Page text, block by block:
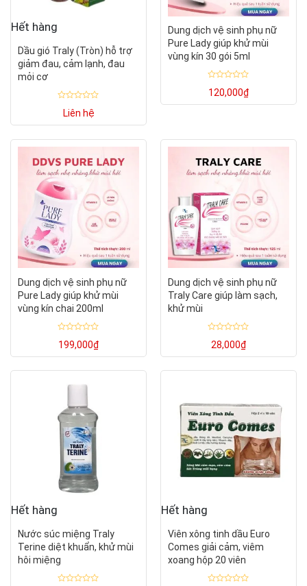
Hết hàng
Dầu gió Traly (Tròn) hỗ trợ
giảm đau, cảm lạnh, đau
mỏi cơ
xếp
hạng
5
sao
Liên hệ
Dung dịch vệ sinh phụ nữ
Pure Lady giúp khử mùi
vùng kín 30 gói 5ml
xếp
hạng
120,000₫
Dung dịch vệ sinh phụ nữ
Pure Lady giúp khử mùi
vùng kín chai 200ml
xếp
hạng
5
199,000₫
Dung dịch vệ sinh phụ nữ
Traly Care giúp làm sạch,
khử mùi
xếp
hạng
5
28,000₫
Hết hàng
Nước súc miệng Traly
Terine diệt khuẩn, khử mùi
hôi miệng
Hết hàng
Viên xông tinh dầu Euro
Comes giải cảm, viêm
xoang hộp 20 viên